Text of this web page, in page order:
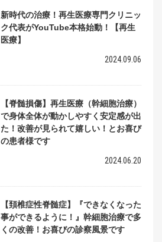
新時代の治療！再生医療専門クリニッ
ク代表がYouTube本格始動！【再生
医療】
2024.09.06
【脊髄損傷】再生医療（幹細胞治療）
で身体全体が動かしやすく安定感が出
た！改善が見られて嬉しい！とお喜び
の患者様です
2024.06.20
【頚椎症性脊髄症】『できなくなった
事ができるように！』幹細胞治療で多
くの改善！お喜びの診察風景です